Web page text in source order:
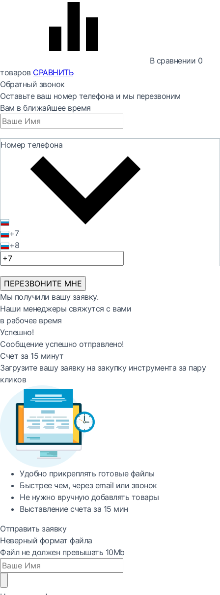
В сравнении 0
товаров СРАВНИТЬ
Обратный звонок
Оставьте ваш номер телефона и мы перезвоним
Вам в ближайшее время
Номер телефона
+7
+8
ПЕРЕЗВОНИТЕ МНЕ
Мы получили вашу заявку.
Наши менеджеры свяжутся с вами
в рабочее время
Успешно!
Сообщение успешно отправлено!
Счет за 15 минут
Загрузите вашу заявку на закупку инструмента за пару
кликов
Удобно прикреплять готовые файлы
Быстреечем, через email или звонок
Не нужно вручную добавлять товары
Выставление счета за 15 мин
Отправить заявку
Неверный формат файла
Файл не должен превышать 10Mb